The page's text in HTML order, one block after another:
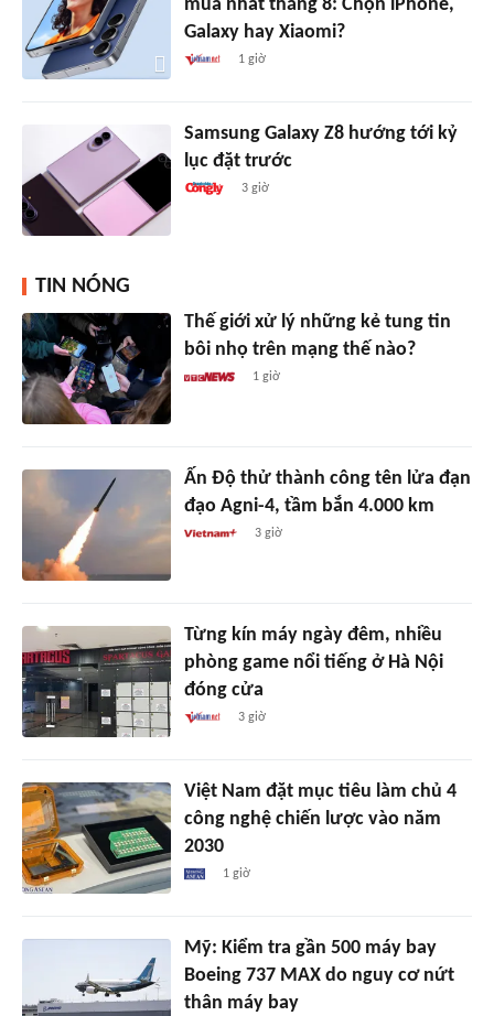
mua nhất tháng 8: Chọn iPhone,
Galaxy hay Xiaomi?
1 giờ
Samsung Galaxy Z8 hướng tới kỷ
lục đặt trước
3 giờ
TIN NÓNG
Thế giới xử lý những kẻ tung tin
bôi nhọ trên mạng thế nào?
1 giờ
Ấn Độ thử thành công tên lửa đạn
đạo Agni-4, tầm bắn 4.000 km
3 giờ
Từng kín máy ngày đêm, nhiều
phòng game nổi tiếng ở Hà Nội
đóng cửa
3 giờ
Việt Nam đặt mục tiêu làm chủ 4
công nghệ chiến lược vào năm
2030
1 giờ
Mỹ: Kiểm tra gần 500 máy bay
Boeing 737 MAX do nguy cơ nứt
thân máy bay